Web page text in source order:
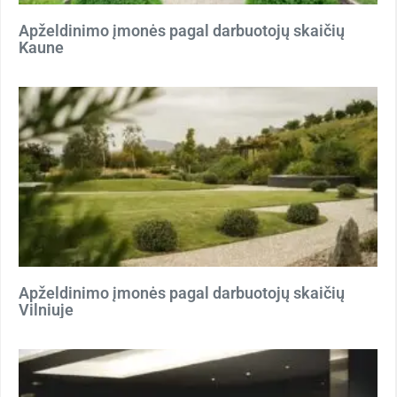
Apželdinimo įmonės pagal darbuotojų skaičių
Kaune
Apželdinimo įmonės pagal darbuotojų skaičių
Vilniuje